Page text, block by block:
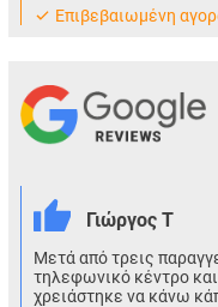
Eπιβεβαιωμένη
Γιώργος Τ
Μετά από τρεις
τηλεφωνικό κέντρο
χρειάστηκε να κάνω